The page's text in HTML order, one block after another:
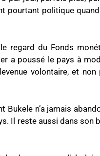
pourtant politique
regard du Fonds
a poussé le pays à
volontaire, et non
Bukele n’a jamais
Il reste aussi dans son